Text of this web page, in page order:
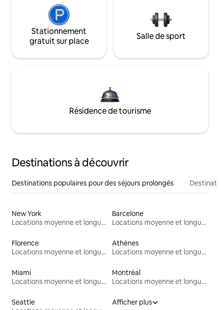
Stationnement
gratuit sur place
Salle de sport
Résidence de tourisme
Destinations à découvrir
Destinations populaires pour des séjours prolongés
New York
Locations moyenne et longue durée
Barcelone
Locations moyenne et longue durée
Florence
Locations moyenne et longue durée
Athènes
Locations moyenne et longue durée
Miami
Locations moyenne et longue durée
Montréal
Locations moyenne et longue durée
Seattle
Afficher plus